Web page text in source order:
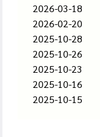
2026-03-18
2026-02-20
2025-10-28
2025-10-26
2025-10-23
2025-10-16
2025-10-15